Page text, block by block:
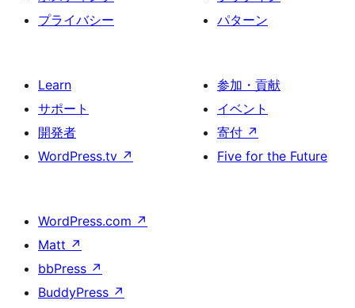
プライバシー
パターン
Learn
サポート
開発者
WordPress.tv ↗
参加・貢献
イベント
寄付 ↗
Five for the Future
WordPress.com ↗
Matt ↗
bbPress ↗
BuddyPress ↗